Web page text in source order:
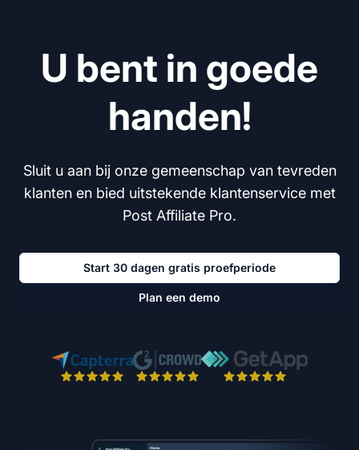
U bent in goede
handen!
Sluit u aan bij onze gemeenschap van tevreden
klanten en bied uitstekende klantenservice met
Post Affiliate Pro.
Start 30 dagen gratis proefperiode
Plan een demo